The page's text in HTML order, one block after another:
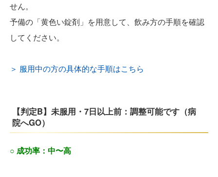
せん。
予備の「黄色い錠剤」を用意して、飲み方の手順を確認
してください。
＞ 服用中の方の具体的な手順はこちら
【判定B】未服用・7日以上前：調整可能です（病
院へGO）
○ 成功率：中〜高